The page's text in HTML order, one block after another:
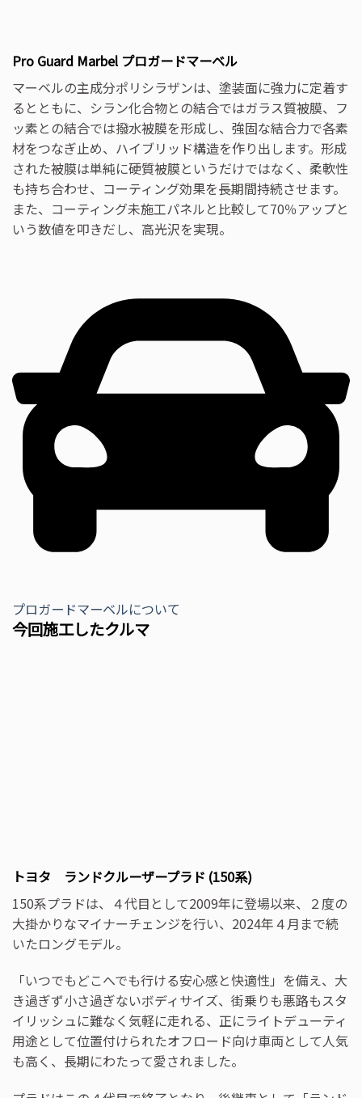
Pro Guard Marbel プロガードマーベル
マーベルの主成分ポリシラザンは、塗装面に強力に定着す
るとともに、シラン化合物との結合ではガラス質被膜、フ
ッ素との結合では撥水被膜を形成し、強固な結合力で各素
材をつなぎ止め、ハイブリッド構造を作り出します。形成
された被膜は単純に硬質被膜というだけではなく、柔軟性
も持ち合わせ、コーティング効果を長期間持続させます。
また、コーティング未施工パネルと比較して70％アップと
いう数値を叩きだし、高光沢を実現。
プロガードマーベルについて
今回施工したクルマ​
トヨタ ランドクルーザープラド (150系)
150系プラドは、４代目として2009年に登場以来、２度の
大掛かりなマイナーチェンジを行い、2024年４月まで続
いたロングモデル。
「いつでもどこへでも行ける安心感と快適性」を備え、大
き過ぎず小さ過ぎないボディサイズ、街乗りも悪路もスタ
イリッシュに難なく気軽に走れる、正にライトデューティ
用途として位置付けられたオフロード向け車両として人気
も高く、長期にわたって愛されました。